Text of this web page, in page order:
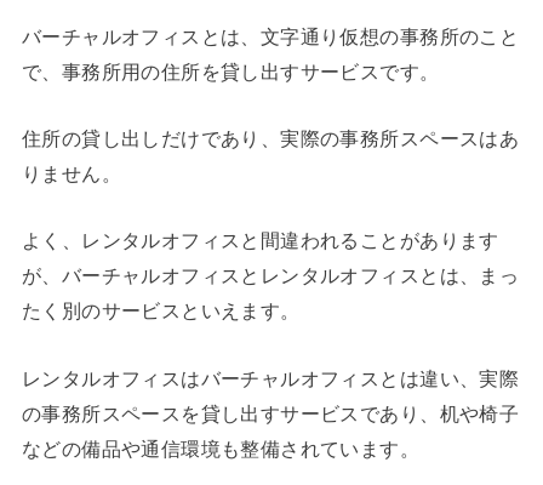
バーチャルオフィスとは、文字通り仮想の事務所のこと
で、事務所用の住所を貸し出すサービスです。
住所の貸し出しだけであり、実際の事務所スペースはあ
りません。
よく、レンタルオフィスと間違われることがあります
が、バーチャルオフィスとレンタルオフィスとは、まっ
たく別のサービスといえます。
レンタルオフィスはバーチャルオフィスとは違い、実際
の事務所スペースを貸し出すサービスであり、机や椅子
などの備品や通信環境も整備されています。